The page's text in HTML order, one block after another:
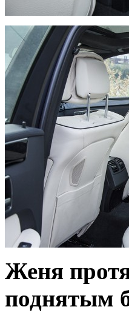
Женя
поднятым